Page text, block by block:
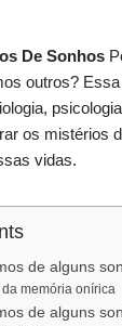
De Sonhos
outros?
os mistérios
vidas.
de alguns
memória onírica
de alguns